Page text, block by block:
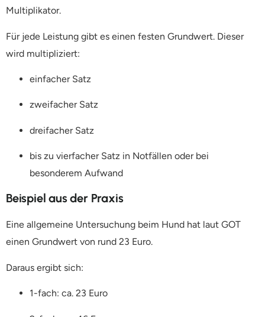
Multiplikator.
Für jede Leistung gibt es einen festen Grundwert. Dieser
wird multipliziert:
einfacher Satz
zweifacher Satz
dreifacher Satz
bis zu vierfacher Satz in Notfällen oder bei
besonderem Aufwand
Beispiel aus der Praxis
Eine allgemeine Untersuchung beim Hund hat laut GOT
einen Grundwert von rund 23 Euro.
Daraus ergibt sich:
1-fach: ca. 23 Euro